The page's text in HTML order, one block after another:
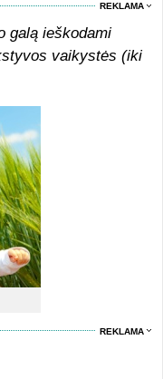
REKLAMA
galą ieškodami
vaikystės (iki
REKLAMA